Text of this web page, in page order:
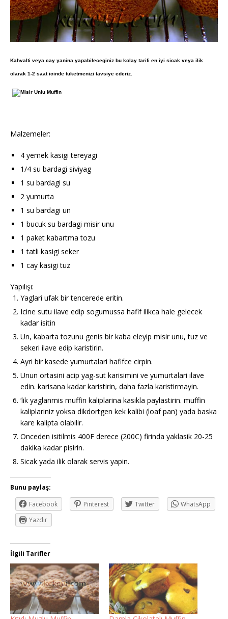
Kahvalti veya cay yanina yapabileceginiz bu kolay tarifi en iyi sicak veya ilik
olarak 1-2 saat icinde tuketmenizi tavsiye ederiz.
Malzemeler:
4 yemek kasigi tereyagi
1/4 su bardagi siviyag
1 su bardagi su
2 yumurta
1 su bardagi un
1 bucuk su bardagi misir unu
1 paket kabartma tozu
1 tatli kasigi seker
1 cay kasigi tuz
Yapılışı:
Yaglari ufak bir tencerede eritin.
Icine sutu ilave edip sogumussa hafif ilikca hale gelecek
kadar isitin
Un, kabarta tozunu genis bir kaba eleyip misir unu, tuz ve
sekeri ilave edip karistirin.
Ayri bir kasede yumurtalari hafifce cirpin.
Unun ortasini acip yag-sut karisimini ve yumurtalari ilave
edin. karisana kadar karistirin, daha fazla karistirmayin.
‘lik yaglanmis muffin kaliplarina kasikla paylastirin. muffin
kaliplariniz yoksa dikdortgen kek kalibi (loaf pan) yada baska
kare kalipta olabilir.
Onceden isitilmis 400F derece (200C) firinda yaklasik 20-25
dakika kadar pisirin.
Sicak yada ilik olarak servis yapin.
Bunu paylaş:
Facebook
Pinterest Twitter
WhatsApp
Yazdır
İlgili Tarifler